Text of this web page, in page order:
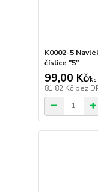
K0002-5
číslice "5"
99,00 Kč/ks
81,82 Kč bez